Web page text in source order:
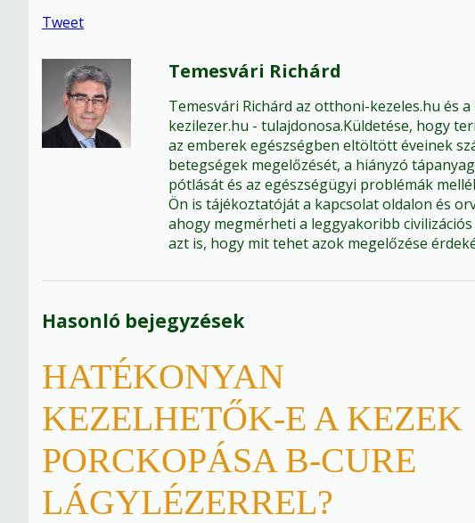
Tweet
Temesvári Richárd
Temesvári Richárd az otthoni-kezeles.hu és
kezilezer.hu - tulajdonosa.Küldetése, hogy
az emberek egészségben eltöltött éveinek
betegségek megelőzését, a hiányzó
pótlását és az egészségügyi problémák
Ön is tájékoztatóját a kapcsolat oldalon és
ahogy megmérheti a leggyakoribb
azt is, hogy mit tehet azok megelőzése
Hasonló bejegyzések
HATÉKONYAN
KEZELHETŐK-E A KEZEK
PORCKOPÁSA B-CURE
LÁGYLÉZERREL?